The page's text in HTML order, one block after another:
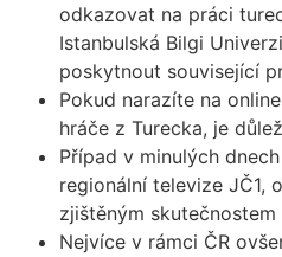
odkazovat na práci
Istanbulská Bilgi
poskytnout související
Pokud narazíte na
hráče z Turecka, je
Případ v minulých
regionální televize JČ1,
zjištěným
Nejvíce v rámci ČR